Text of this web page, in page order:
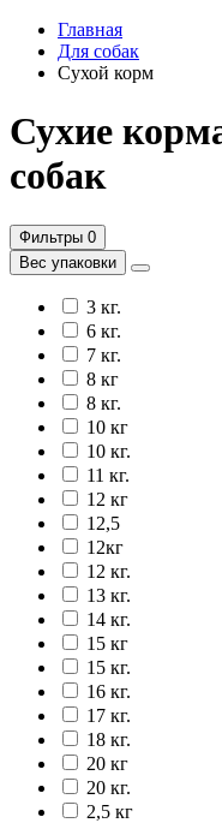
Главная
Для собак
Сухой корм
Сухие
собак
Фильтры 0
Вес упаковки
3 кг.
6 кг.
7 кг.
8 кг
8 кг.
10 кг
10 кг.
11 кг.
12 кг
12,5
12кг
12 кг.
13 кг.
14 кг.
15 кг
15 кг.
16 кг.
17 кг.
18 кг.
20 кг
20 кг.
2,5 кг